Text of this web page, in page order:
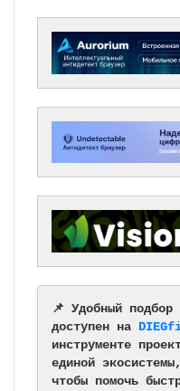
📌 Удобный подбор
доступен на
инструменте
единой
чтобы помочь